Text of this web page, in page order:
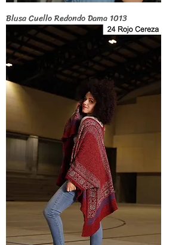
Blusa Cuello Redondo Dama 1013